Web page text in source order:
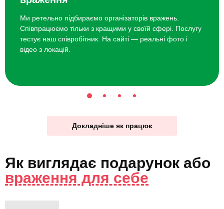
Ми ретельно підбираємо організаторів вражень.
Співпрацюємо тільки з кращими у своїй сфері. Послугу
тестує наш співробітник. На сайті — реальні фото і
відео з локацій.
Докладніше як працює
Як виглядає подарунок або
враження для себе